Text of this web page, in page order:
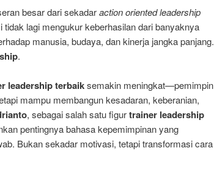
besar dari sekadaraction oriented leadership
tidak lagi mengukur keberhasilan dari banyaknya
manusia, budaya, dan kinerja jangka panjang.
.
leadership terbaiksemakin meningkat—pemimpin
mampu membangun kesadaran, keberanian,
, sebagai salah satu figurtrainer leadership
pentingnya bahasa kepemimpinan yang
Bukan sekadar motivasi, tetapi transformasi cara